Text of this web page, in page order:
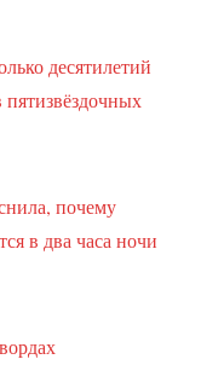
десятилетий
почему
в два часа ночи